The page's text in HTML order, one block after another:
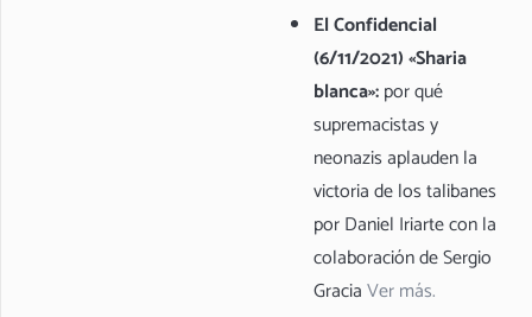
El Confidencial
(6/11/2021) «Sharia
blanca»:por qué
supremacistas y
neonazis aplauden la
victoria de los talibanes
por Daniel Iriarte con la
colaboración de Sergio
GraciaVer más.